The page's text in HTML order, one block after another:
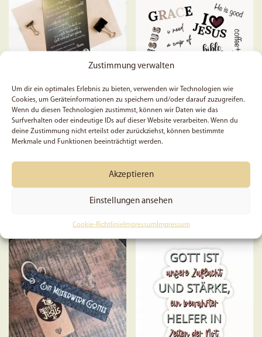
Zustimmung verwalten
Um dir ein optimales Erlebnis zu bieten, verwenden wir Technologien wie
Cookies, um Geräteinformationen zu speichern und/oder darauf zuzugreifen.
Wenn du diesen Technologien zustimmst, können wir Daten wie das
Surfverhalten oder eindeutige IDs auf dieser Website verarbeiten. Wenn du
deine Zustimmung nicht erteilst oder zurückziehst, können bestimmte
Merkmale und Funktionen beeinträchtigt werden.
Akzeptieren
Einstellungen ansehen
Cookie-RichtlinieImpressum Impressum
auf.
Die
der
gewählt
werden
Aufkleber Anton
Schaschkewitz
0,50€
11 Instagram Story Sticker
– Social Media
0,99€